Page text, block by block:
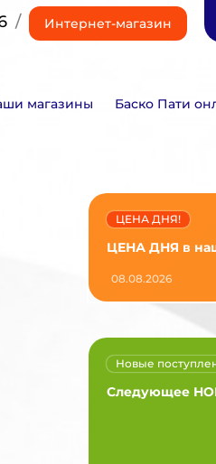
/ Интернет-магазин
магазины Баско Пати
ЦЕНА ДНЯ в
ЦЕНА ДНЯ!
08.08.2026
Следующее
Новые